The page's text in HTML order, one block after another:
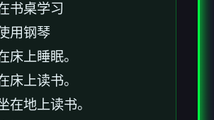
书桌学习
用钢琴
床上睡眠。
床上读书。
在地上读书。